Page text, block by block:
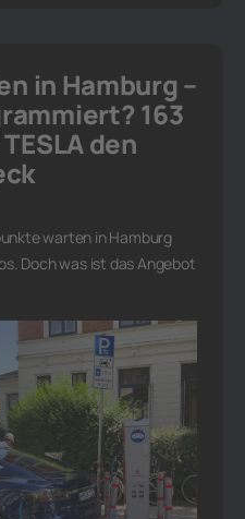
in Hamburg –
163
den
warten in Hamburg
Doch was ist das Angebot